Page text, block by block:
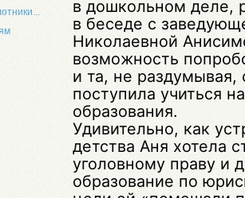
в дошкольном деле,
в беседе с
Николаевной
возможность
и та, не раздумывая,
поступила учиться
образования.
Удивительно, как
детства Аня хотела
уголовному праву и
образование по